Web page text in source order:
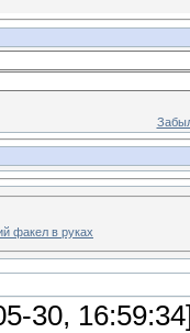
факел в руках
30,